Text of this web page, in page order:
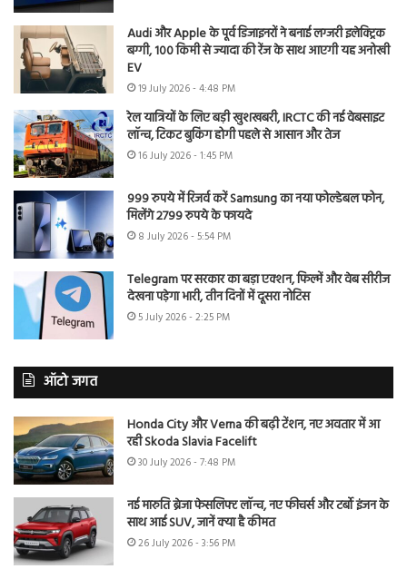
Audi और Apple के पूर्व डिजाइनरों ने बनाई लग्जरी इलेक्ट्रिक
बग्गी, 100 किमी से ज्यादा की रेंज के साथ आएगी यह अनोखी
EV
19 July 2026 - 4:48 PM
रेल यात्रियों के लिए बड़ी खुशखबरी, IRCTC की नई वेबसाइट
लॉन्च, टिकट बुकिंग होगी पहले से आसान और तेज
16 July 2026 - 1:45 PM
999 रुपये में रिजर्व करें Samsung का नया फोल्डेबल फोन,
मिलेंगे 2799 रुपये के फायदे
8 July 2026 - 5:54 PM
Telegram पर सरकार का बड़ा एक्शन, फिल्में और वेब सीरीज
देखना पड़ेगा भारी, तीन दिनों में दूसरा नोटिस
5 July 2026 - 2:25 PM
ऑटो जगत
Honda City और Verna की बढ़ी टेंशन, नए अवतार में आ
रही Skoda Slavia Facelift
30 July 2026 - 7:48 PM
नई मारुति ब्रेजा फेसलिफ्ट लॉन्च, नए फीचर्स और टर्बो इंजन के
साथ आई SUV, जानें क्या है कीमत
26 July 2026 - 3:56 PM